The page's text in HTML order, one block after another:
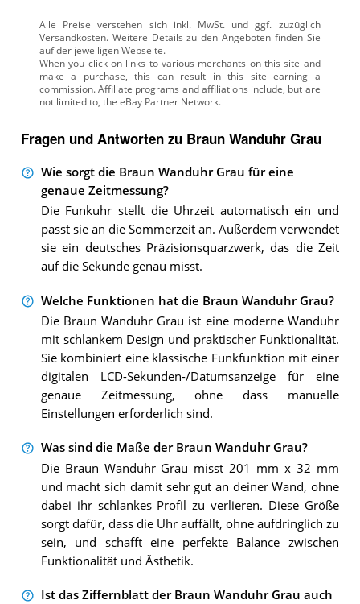
Alle Preise verstehen sich inkl. MwSt. und ggf. zuzüglich
Versandkosten. Weitere Details zu den Angeboten finden Sie
auf der jeweiligen Webseite.
Fragen und Antworten zu Braun Wanduhr Grau
Wie sorgt die Braun Wanduhr Grau für eine
genaue Zeitmessung?
Die Funkuhr stellt die Uhrzeit automatisch ein und
passt sie an die Sommerzeit an. Außerdem verwendet
sie ein deutsches Präzisionsquarzwerk, das die Zeit
auf die Sekunde genau misst.
Welche Funktionen hat die Braun Wanduhr Grau?
Die Braun Wanduhr Grau ist eine moderne Wanduhr
mit schlankem Design und praktischer Funktionalität.
Sie kombiniert eine klassische Funkfunktion mit einer
digitalen LCD-Sekunden-/Datumsanzeige für eine
genaue Zeitmessung, ohne dass manuelle
Einstellungen erforderlich sind.
Was sind die Maße der Braun Wanduhr Grau?
Die Braun Wanduhr Grau misst 201 mm x 32 mm
und macht sich damit sehr gut an deiner Wand, ohne
dabei ihr schlankes Profil zu verlieren. Diese Größe
sorgt dafür, dass die Uhr auffällt, ohne aufdringlich zu
sein, und schafft eine perfekte Balance zwischen
Funktionalität und Ästhetik.
Ist das Ziffernblatt der Braun Wanduhr Grau auch